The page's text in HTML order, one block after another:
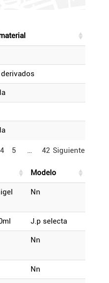
derivados
4 5 … 42 Siguiente
modelo
nn
j.p selecta
nn
nn